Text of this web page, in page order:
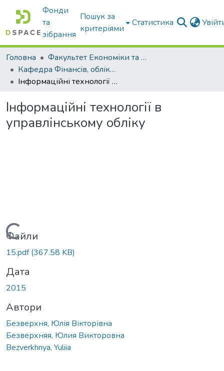
Фонди
та
зібрання
Пошук за
критеріями
Статистика
Головна
Факультет Економіки та бізнесу
Кафедра Фінансів, обліку і оподаткування
Інформаційні технології в управлінському обліку
Інформаційні технології в
управлінському обліку
Вантажиться...
Файли
15.pdf(367.58 KB)
Дата
2015
Автори
Безверхня, Юлія Вікторівна
Безверхняя, Юлия Викторовна
Bezverkhnya, Yuliia